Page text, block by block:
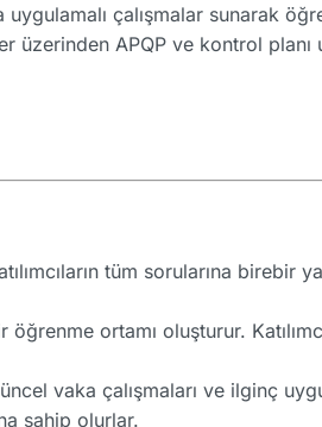
çalışmalar sunarak
üzerinden APQP ve kontrol planı
tüm sorularına birebir
öğrenme ortamı oluşturur.
vaka çalışmaları ve ilginç
sahip olurlar.